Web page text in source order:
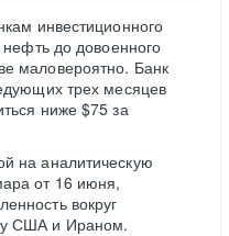
инвестиционного
до довоенного
маловероятно. Банк
трех месяцев
ниже $75 за
на аналитическую
от 16 июня,
вокруг
США и Ираном.